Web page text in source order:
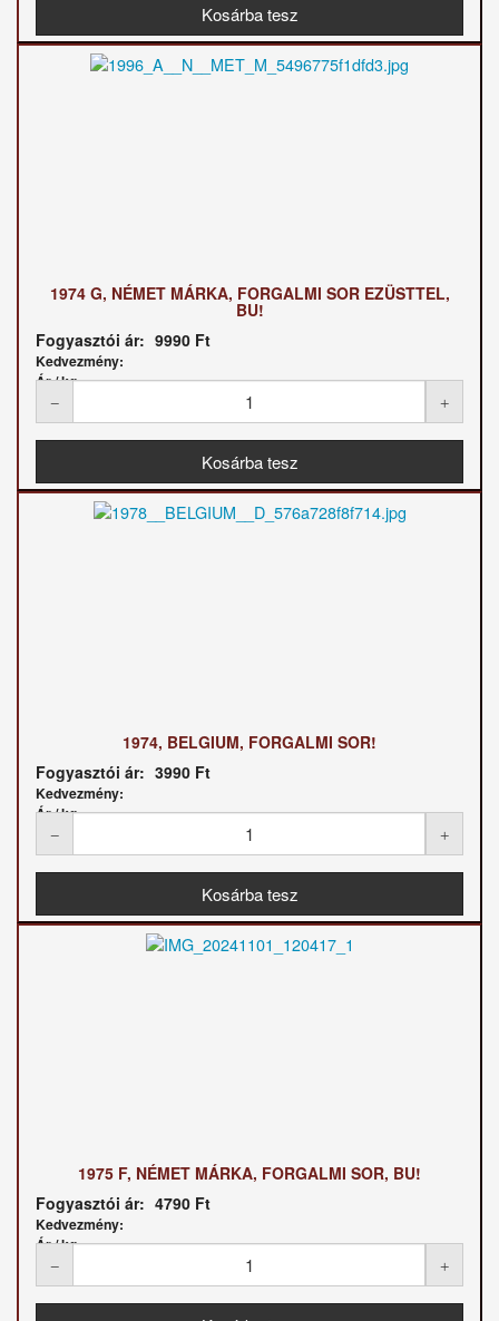
1974 G, NÉMET MÁRKA, FORGALMI SOR EZÜSTTEL,
BU!
Fogyasztói ár: 9990 Ft
Kedvezmény:
Ár / kg:
1974, BELGIUM, FORGALMI SOR!
Fogyasztói ár: 3990 Ft
Kedvezmény:
Ár / kg:
1975 F, NÉMET MÁRKA, FORGALMI SOR, BU!
Fogyasztói ár: 4790 Ft
Kedvezmény:
Ár / kg: